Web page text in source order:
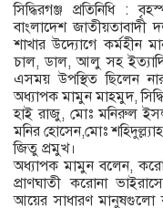
সিদ্ধিরগঞ্জ প্রতিনিধি :
বাংলাদেশ জাতীয়তাবাদী
শাখার উদ্যোগে কর্মহীন
চাল, ডাল, আলু সহ ইত্যাদি
এসময় উপস্থিত ছিলেন
অধ্যাপক মামুন মাহমুদ,
হাই রাজু, মোঃ মনিরুল
মনির হোসেন,মোঃ
জিতু প্রমুখ।
অধ্যাপক মামুন বলেন,
প্রাণঘাতী করোনা
আয়ের সাধারণ মানুষগুলো